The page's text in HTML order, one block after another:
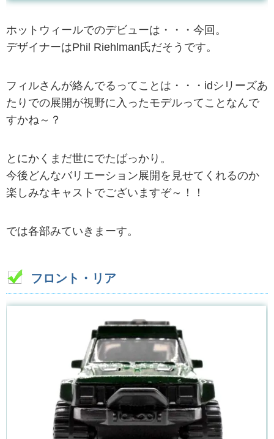
ホットウィールでのデビューは・・・今回。
デザイナーはPhil Riehlman氏だそうです。
フィルさんが絡んでるってことは・・・idシリーズあ
たりでの展開が視野に入ったモデルってことなんで
すかね～？
とにかくまだ世にでたばっかり。
今後どんなバリエーション展開を見せてくれるのか
楽しみなキャストでございますぞ～！！
では各部みていきまーす。
フロント・リア